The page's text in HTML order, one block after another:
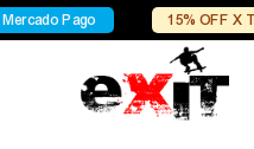
15% OFF X Transferencia